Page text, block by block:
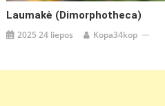
Laumakė (Dimorphotheca)
2025 24 liepos Kopa34kop